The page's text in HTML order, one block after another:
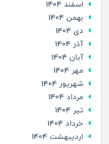
اسفند 1404
بهمن 1404
دی 1404
آذر 1404
آبان 1404
مهر 1404
شهریور 1404
مرداد 1404
تير 1404
خرداد 1404
ارديبهشت 1404